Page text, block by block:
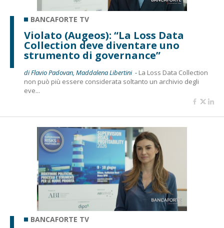
BANCAFORTE TV
Violato (Augeos): “La Loss Data
Collection deve diventare uno
strumento di governance”
di Flavio Padovan, Maddalena Libertini - La Loss Data Collection
non può più essere considerata soltanto un archivio degli
eve...
BANCAFORTE TV